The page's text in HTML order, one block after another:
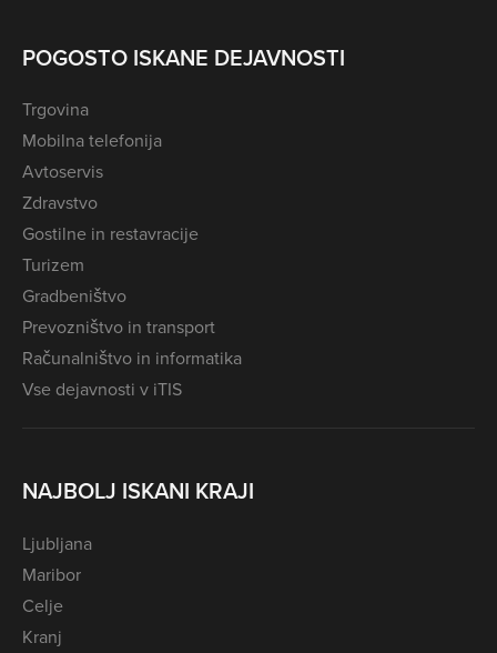
POGOSTO ISKANE DEJAVNOSTI
Trgovina
Mobilna telefonija
Avtoservis
Zdravstvo
Gostilne in restavracije
Turizem
Gradbeništvo
Prevozništvo in transport
Računalništvo in informatika
Vse dejavnosti v iTIS
NAJBOLJ ISKANI KRAJI
Ljubljana
Maribor
Celje
Kranj